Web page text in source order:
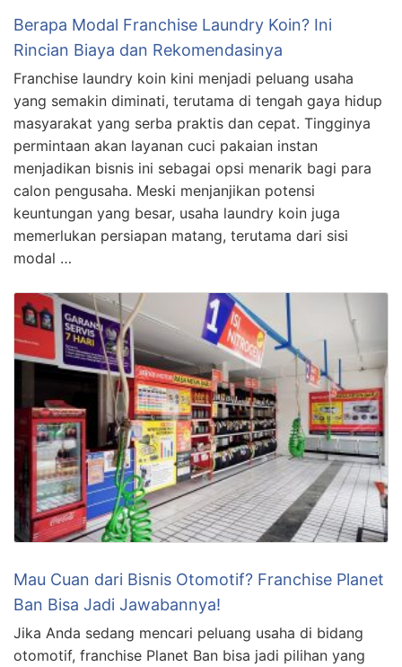
Berapa Modal Franchise Laundry Koin? Ini
Rincian Biaya dan Rekomendasinya
Franchise laundry koin kini menjadi peluang usaha
yang semakin diminati, terutama di tengah gaya hidup
masyarakat yang serba praktis dan cepat. Tingginya
permintaan akan layanan cuci pakaian instan
menjadikan bisnis ini sebagai opsi menarik bagi para
calon pengusaha. Meski menjanjikan potensi
keuntungan yang besar, usaha laundry koin juga
memerlukan persiapan matang, terutama dari sisi
modal …
Mau Cuan dari Bisnis Otomotif? Franchise Planet
Ban Bisa Jadi Jawabannya!
Jika Anda sedang mencari peluang usaha di bidang
otomotif, franchise Planet Ban bisa jadi pilihan yang